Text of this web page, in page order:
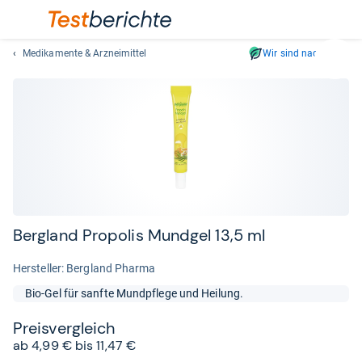
Medikamente & Arzneimittel Wir sind nachhaltig
Ber­g­land Pro­po­lis Mund­gel 13,5 ml
Her­stel­ler: Bergland Pharma
Bio-Gel für sanfte Mundpflege und Heilung.
Preis­ver­gleich
ab 4,99 € bis 11,47 €